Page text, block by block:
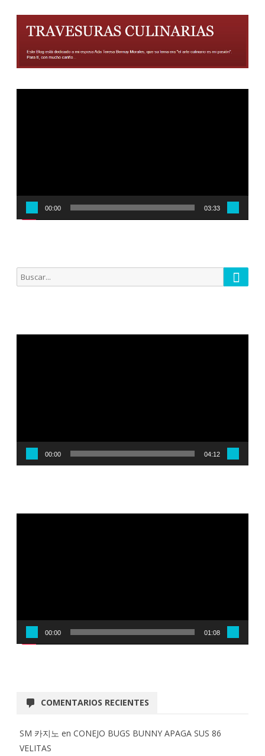
Reproductor
00:00 03:33
Buscar
por:
Reproductor
00:00 04:12
Reproductor
00:00 01:08
COMENTARIOS RECIENTES
SM 카지노 en CONEJO BUGS BUNNY APAGA SUS 86
VELITAS